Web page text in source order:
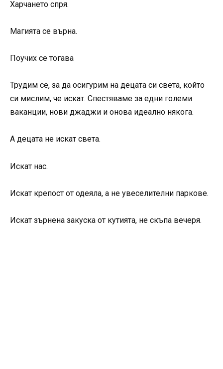
Харчането спря.
Магията се върна.
Поучих се тогава
Трудим се, за да осигурим на децата си света, който
си мислим, че искат. Спестяваме за едни големи
ваканции, нови джаджи и онова идеално някога.
А децата не искат света.
Искат нас.
Искат крепост от одеяла, а не увеселителни паркове.
Искат зърнена закуска от кутията, не скъпа вечеря.